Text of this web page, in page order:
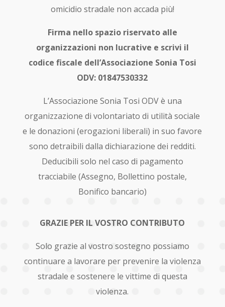
omicidio stradale non accada più!
Firma nello spazio riservato alle
organizzazioni non lucrative e scrivi il
codice fiscale dell’Associazione Sonia Tosi
ODV: 01847530332
L’Associazione Sonia Tosi ODV è una
organizzazione di volontariato di utilità sociale
e le donazioni (erogazioni liberali) in suo favore
sono detraibili dalla dichiarazione dei redditi.
Deducibili solo nel caso di pagamento
tracciabile (Assegno, Bollettino postale,
Bonifico bancario)
GRAZIE PER IL VOSTRO CONTRIBUTO
Solo grazie al vostro sostegno possiamo
continuare a lavorare per prevenire la violenza
stradale e sostenere le vittime di questa
violenza.